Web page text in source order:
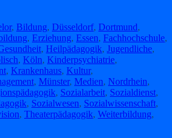
, Bildung, Düsseldorf, Dortmund,
, Erziehung, Essen, Fachhochschule,
, Heilpädagogik, Jugendliche,
, Köln, Kinderpsychiatrie,
, Krankenhaus, Kultur,
, Münster, Medien, Nordrhein,
, Sozialarbeit, Sozialdienst,
, Sozialwesen, Sozialwissenschaft,
, Theaterpädagogik, Weiterbildung,